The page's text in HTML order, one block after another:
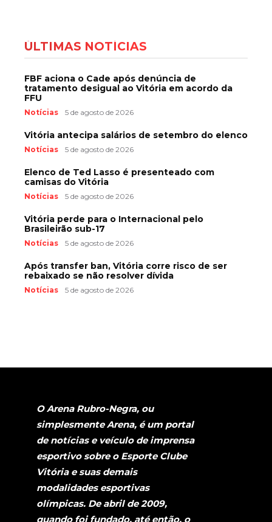
ÚLTIMAS NOTÍCIAS
FBF aciona o Cade após denúncia de
tratamento desigual ao Vitória em acordo da
FFU
Notícias 5 de agosto de 2026
Vitória antecipa salários de setembro do elenco
Notícias 5 de agosto de 2026
Elenco de Ted Lasso é presenteado com
camisas do Vitória
Notícias 5 de agosto de 2026
Vitória perde para o Internacional pelo
Brasileirão sub-17
Notícias 5 de agosto de 2026
Após transfer ban, Vitória corre risco de ser
rebaixado se não resolver dívida
Notícias 5 de agosto de 2026
O Arena Rubro-Negra, ou
simplesmente Arena, é um portal
de notícias e veículo de imprensa
esportivo sobre o Esporte Clube
Vitória e suas demais
modalidades esportivas
olímpicas. De abril de 2009,
quando foi fundado, até então, o